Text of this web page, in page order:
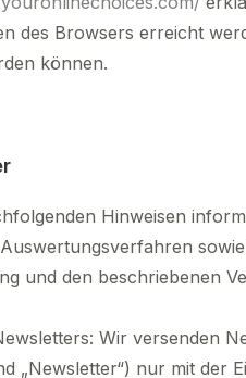
des Browsers erreicht
können.
Hinweisen
und den beschriebenen
Wir versenden
„Newsletter“) nur mit der